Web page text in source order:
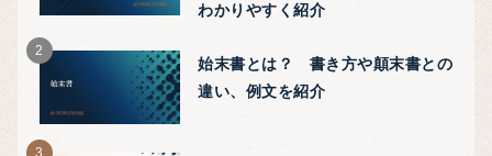
わかりやすく紹介
始末書とは？ 書き方や顛末書との
違い、例文を紹介